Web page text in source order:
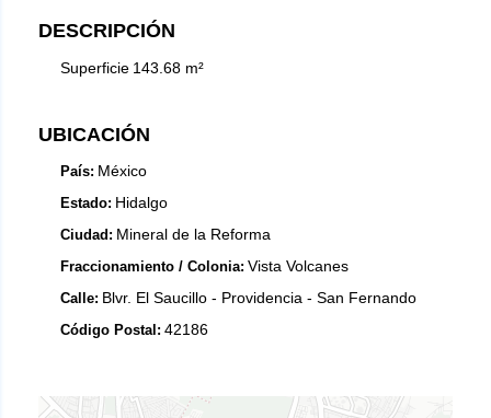
DESCRIPCIÓN
Superficie 143.68 m²
UBICACIÓN
País: México
Estado: Hidalgo
Ciudad: Mineral de la Reforma
Fraccionamiento / Colonia: Vista Volcanes
Calle: Blvr. El Saucillo - Providencia - San Fernando
Código Postal: 42186